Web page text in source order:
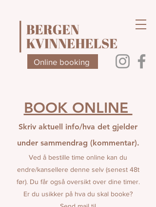
Online booking
BOOK ONLINE
Skriv aktuell info/hva det gjelder
under sammendrag (kommentar).
Ved å bestille time online kan du
endre/kansellere denne selv (senest 48t
før). Du får også oversikt over dine timer.
Er du usikker på hva du skal booke?